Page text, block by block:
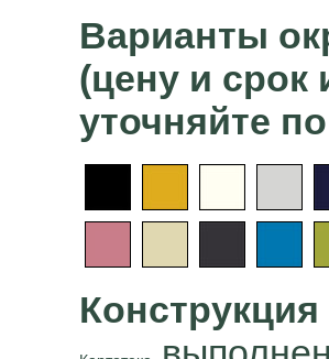
Варианты
(цену и срок
уточняйте
Конструкция